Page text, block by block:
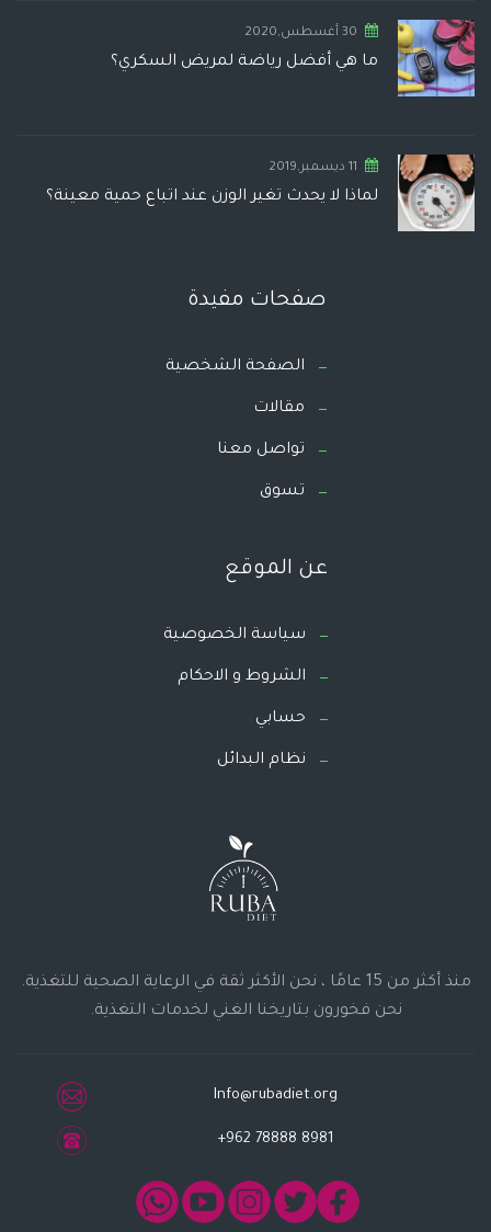
30 أغسطس,2020
ما هي أفضل رياضة لمريض السكري؟
11 ديسمبر,2019
لماذا لا يحدث تغير الوزن عند اتباع حمية معينة؟
صفحات مفيدة
الصفحة الشخصية
مقالات
تواصل معنا
تسوق
عن الموقع
سياسة الخصوصية
الشروط و الاحكام
حسابي
نظام البدائل
منذ أكثر من 15 عامًا ، نحن الأكثر ثقة في الرعاية الصحية للتغذية.
نحن فخورون بتاريخنا الغني لخدمات التغذية.
Info@rubadiet.org
+962 78888 8981